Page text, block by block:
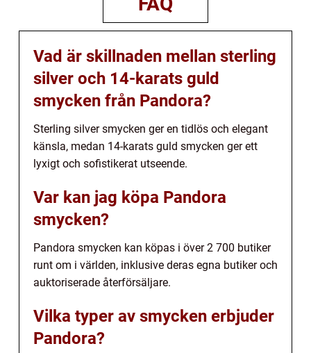
Vad är skillnaden mellan sterling
silver och 14-karats guld
smycken från Pandora?
Sterling silver smycken ger en tidlös och elegant
känsla, medan 14-karats guld smycken ger ett
lyxigt och sofistikerat utseende.
Var kan jag köpa Pandora
smycken?
Pandora smycken kan köpas i över 2 700 butiker
runt om i världen, inklusive deras egna butiker och
auktoriserade återförsäljare.
Vilka typer av smycken erbjuder
Pandora?